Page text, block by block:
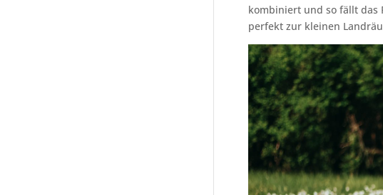
kombiniert und so fällt das
perfekt zur kleinen